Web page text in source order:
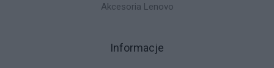
Akcesoria Lenovo
Informacje